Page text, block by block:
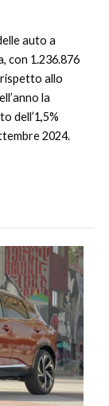
auto a
con 1.236.876
rispetto allo
la
dell’1,5%
2024.